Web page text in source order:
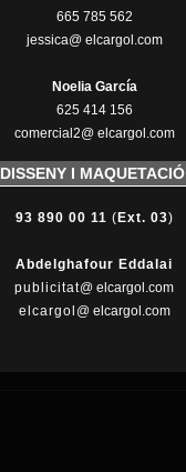
665 785 562
jessica@ elcargol.com
Noelia García
625 414 156
comercial2@ elcargol.com
DISSENY I MAQUETACIÓ
93 890 00 11 ( Ext. 03)
Abdelghafour Eddalai
publicitat@ elcargol.com
elcargol @ elcargol.com